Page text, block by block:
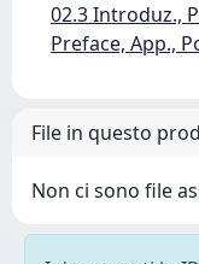
02.3 Introduz.,
Preface, App.,
File in questo
Non ci sono file